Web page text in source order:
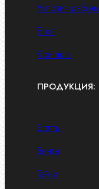
Условия работы
Блог
Контакты
ПРОДУКЦИЯ:
Болты
Винты
Гайки